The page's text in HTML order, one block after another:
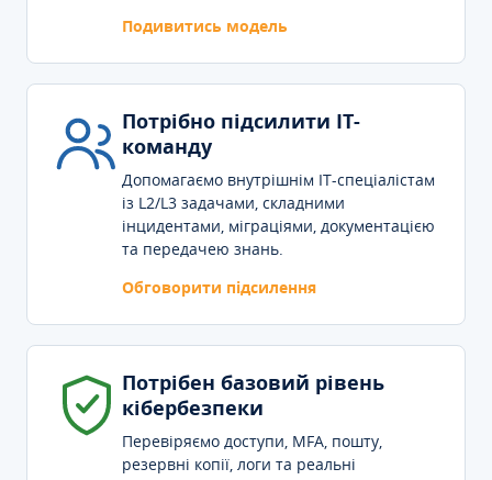
Подивитись модель
Потрібно підсилити IT-
команду
Допомагаємо внутрішнім IT-спеціалістам
із L2/L3 задачами, складними
інцидентами, міграціями, документацією
та передачею знань.
Обговорити підсилення
Потрібен базовий рівень
кібербезпеки
Перевіряємо доступи, MFA, пошту,
резервні копії, логи та реальні